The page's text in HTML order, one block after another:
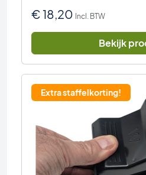
€18,20 Incl. BTW
Bekijk
Extra staffelkorting!